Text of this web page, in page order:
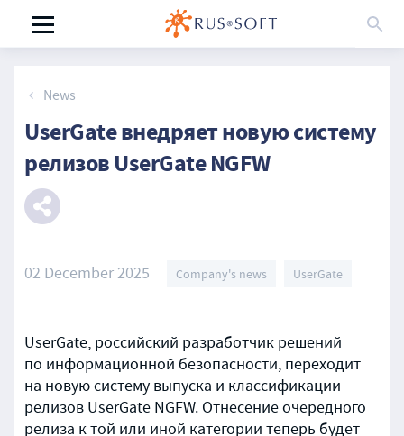
News
UserGate внедряет новую систему
релизов UserGate NGFW
02 December 2025 Company's news UserGate
UserGate, российский разработчик решений
по информационной безопасности, переходит
на новую систему выпуска и классификации
релизов UserGate NGFW. Отнесение очередного
релиза к той или иной категории теперь будет